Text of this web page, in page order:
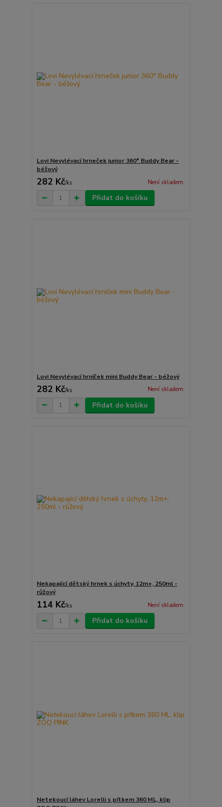
Lovi Nevylévací hrneček junior 360° Buddy Bear -
béžový
282 Kč/ks Není skladem
Přidat do košíku
Lovi Nevylévací hrníček mini Buddy Bear - béžový
282 Kč/ks Není skladem
Přidat do košíku
Nekapající dětský hrnek s úchyty, 12m+, 250ml -
růžový
114 Kč/ks Není skladem
Přidat do košíku
Netekoucí láhev Lorelli s pítkem 360 ML, klip